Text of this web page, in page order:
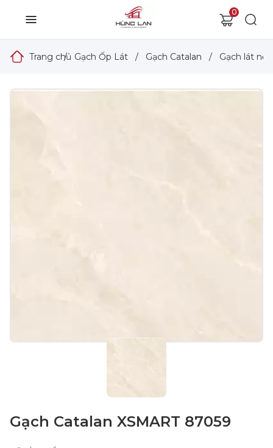
0
Trang chủ
/ Gạch Ốp Lát / Gạch Catalan / Gạch lát
Gạch Catalan XSMART 87059